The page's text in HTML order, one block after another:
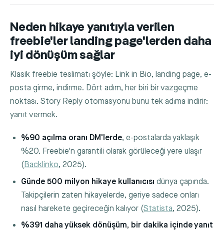
Neden hikaye yanıtıyla verilen
freebie'ler landing page'lerden daha
iyi dönüşüm sağlar
Klasik freebie teslimatı şöyle: Link in Bio, landing page, e-
posta girme, indirme. Dört adım, her biri bir vazgeçme
noktası. Story Reply otomasyonu bunu tek adıma indirir:
yanıt vermek.
%90 açılma oranı DM'lerde, e-postalarda yaklaşık
%20. Freebie'n garantili olarak görüleceği yere ulaşır
(Backlinko, 2025).
Günde 500 milyon hikaye kullanıcısı dünya çapında.
Takipçilerin zaten hikayelerde, geriye sadece onları
nasıl harekete geçireceğin kalıyor (Statista, 2025).
%391 daha yüksek dönüşüm, bir dakika içinde yanıt